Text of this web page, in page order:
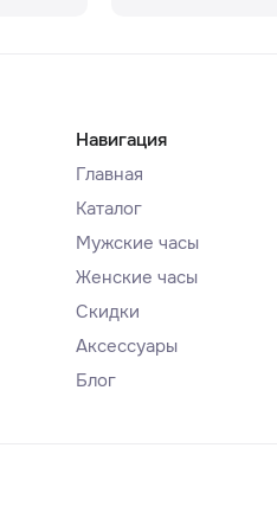
Навигация
Главная
Каталог
Мужские часы
Женские часы
Скидки
Аксессуары
Блог